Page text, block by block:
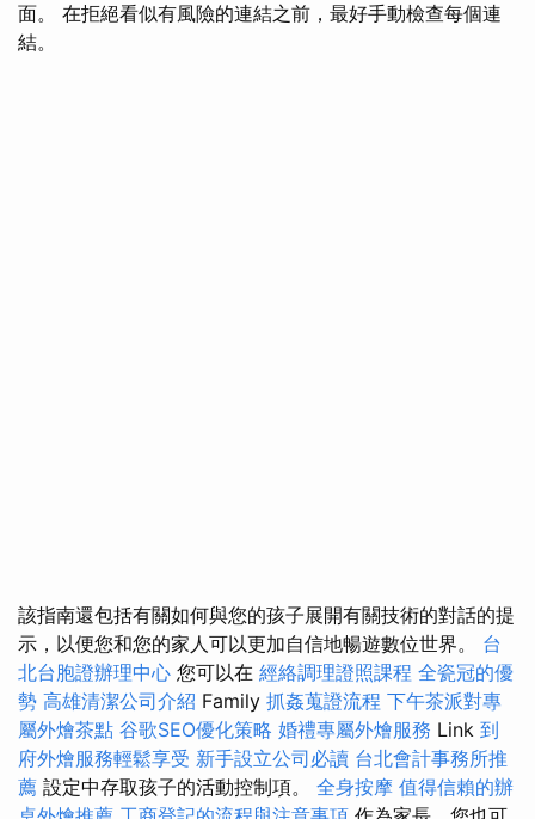
面。 在拒絕看似有風險的連結之前，最好手動檢查每個連
結。
該指南還包括有關如何與您的孩子展開有關技術的對話的提
示，以便您和您的家人可以更加自信地暢遊數位世界。 台
北台胞證辦理中心 您可以在 經絡調理證照課程 全瓷冠的優
勢 高雄清潔公司介紹 Family 抓姦蒐證流程 下午茶派對專
屬外燴茶點 谷歌SEO優化策略 婚禮專屬外燴服務 Link 到
府外燴服務輕鬆享受 新手設立公司必讀 台北會計事務所推
薦 設定中存取孩子的活動控制項。 全身按摩 值得信賴的辦